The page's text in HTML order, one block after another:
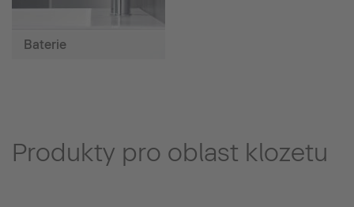
Baterie
Produkty pro oblast klozetu